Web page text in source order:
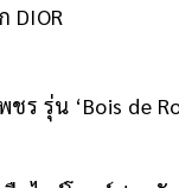
DIOR
ร รุ่น ‘Bois de